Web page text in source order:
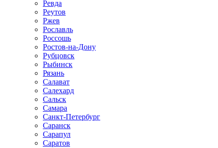
Ревда
Реутов
Ржев
Рославль
Россошь
Ростов-на-Дону
Рубцовск
Рыбинск
Рязань
Салават
Салехард
Сальск
Самара
Санкт-Петербург
Саранск
Сарапул
Саратов